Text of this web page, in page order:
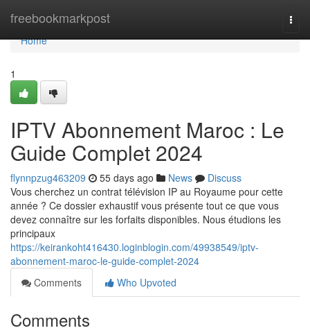
freebookmarkpost
Home
Home
1
IPTV Abonnement Maroc : Le
Guide Complet 2024
flynnpzug463209 55 days ago News
Discuss
Vous cherchez un contrat télévision IP au Royaume pour cette
année ? Ce dossier exhaustif vous présente tout ce que vous
devez connaître sur les forfaits disponibles. Nous étudions les
principaux
https://keirankoht416430.loginblogin.com/49938549/iptv-
abonnement-maroc-le-guide-complet-2024
Comments
Who Upvoted
Comments